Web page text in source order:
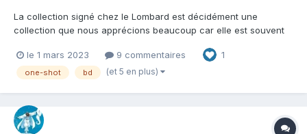
La collection signé chez le Lombard est décidément une
collection que nous apprécions beaucoup car elle est souvent
remarquables. C'est à nouveau le cas avec ce Latah qui ne
portera pas atteinte à l'estime que nous portons à cette
le 1 mars 2023 9 commentaires 1
one-shot bd (et 5 en plus)